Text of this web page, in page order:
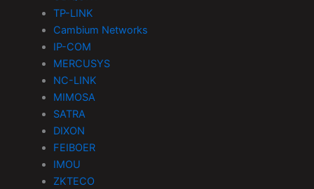
TP-LINK
Cambium Networks
IP-COM
MERCUSYS
NC-LINK
MIMOSA
SATRA
DIXON
FEIBOER
IMOU
ZKTECO